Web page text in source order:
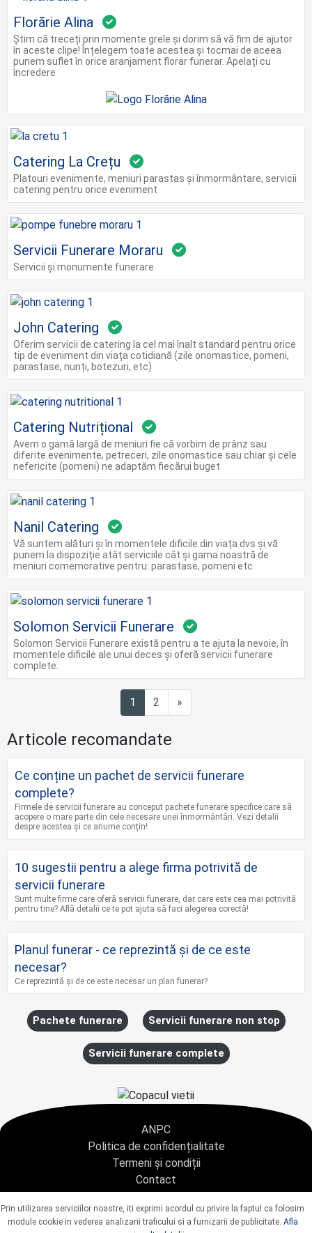
Florărie Alina
Știm că treceți prin momente grele și dorim să vă fim de ajutor
în aceste clipe! Înțelegem toate acestea și tocmai de aceea
punem suflet în orice aranjament florar funerar. Apelați cu
încredere
Catering La Crețu
Platouri evenimente, meniuri parastas și înmormântare, servicii
catering pentru orice eveniment
Servicii Funerare Moraru
Servicii și monumente funerare
John Catering
Oferim servicii de catering la cel mai înalt standard pentru orice
tip de eveniment din viața cotidiană (zile onomastice, pomeni,
parastase, nunți, botezuri, etc)
Catering Nutrițional
Avem o gamă largă de meniuri fie că vorbim de prânz sau
diferite evenimente, petreceri, zile onomastice sau chiar și cele
nefericite (pomeni) ne adaptăm fiecărui buget
Nanil Catering
Vă suntem alături și în momentele dificile din viața dvs și vă
punem la dispoziție atât serviciile cât și gama noastră de
meniuri comemorative pentru: parastase, pomeni etc.
Solomon Servicii Funerare
Solomon Servicii Funerare există pentru a te ajuta la nevoie, în
momentele dificile ale unui deces şi oferă servicii funerare
complete.
1 2 »
Articole recomandate
Ce conține un pachet de servicii funerare
complete?
Firmele de servicii funerare au conceput pachete funerare specifice care să
acopere o mare parte din cele necesare unei înmormântări. Vezi detalii
despre acestea și ce anume conțin!
10 sugestii pentru a alege firma potrivită de
servicii funerare
Sunt multe firme care oferă servicii funerare, dar care este cea mai potrivită
pentru tine? Află detalii ce te pot ajuta să faci alegerea corectă!
Planul funerar - ce reprezintă și de ce este
necesar?
Ce reprezintă și de ce este necesar un plan funerar?
Pachete funerare Servicii funerare non stop
Servicii funerare complete
ANPC
Politica de confidențialitate
Termeni și condiții
Contact
Copyright © 2021 - AGENTIA CONDOLEANTE.RO SRL - toate drepturile rezervate
J40/9967/2020 CUI: 42925428
Prin utilizarea serviciilor noastre, iti exprimi acordul cu privire la faptul ca folosim
module cookie in vederea analizarii traficului si a furnizarii de publicitate. Afla